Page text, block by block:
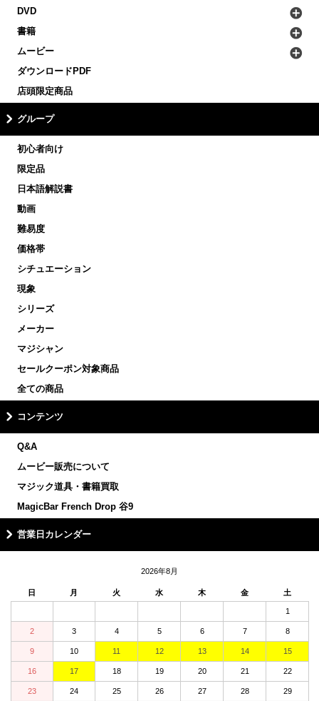
DVD
書籍
ムービー
ダウンロードPDF
店頭限定商品
グループ
初心者向け
限定品
日本語解説書
動画
難易度
価格帯
シチュエーション
現象
シリーズ
メーカー
マジシャン
セールクーポン対象商品
全ての商品
コンテンツ
Q&A
ムービー販売について
マジック道具・書籍買取
MagicBar French Drop 谷9
営業日カレンダー
2026年8月
日 月 火 水 木 金 土
1
2 3 4 5 6 7 8
9 10 11 12 13 14 15
16 17 18 19 20 21 22
23 24 25 26 27 28 29